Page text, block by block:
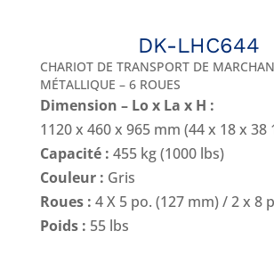
DK-LHC644
CHARIOT DE TRANSPORT DE
MÉTALLIQUE – 6 ROUES
Dimension – Lo x La x H :
1120 x 460 x 965 mm (44 x 18 x 38
Capacité : 455 kg (1000 lbs)
Couleur : Gris
Roues : 4 X 5 po. (127 mm) / 2 x 8
Poids : 55 lbs